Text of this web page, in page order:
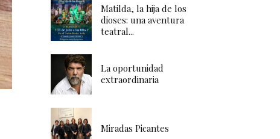
Matilda, la hija de los
dioses: una aventura
teatral...
La oportunidad
extraordinaria
Miradas Picantes